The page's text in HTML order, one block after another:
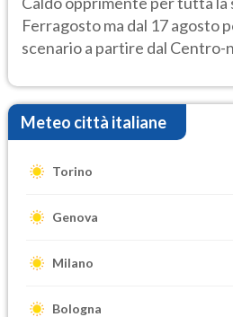
Ferragosto ma dal 17 agosto
scenario a partire dal Centro-
Meteo città italiane
Torino
Genova
Milano
Bologna